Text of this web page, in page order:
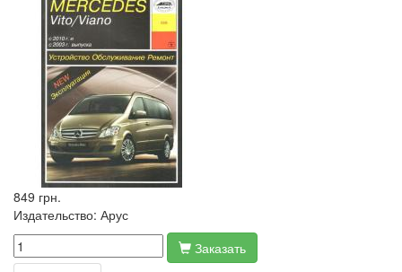
849 грн.
Издательство: Арус
Заказать